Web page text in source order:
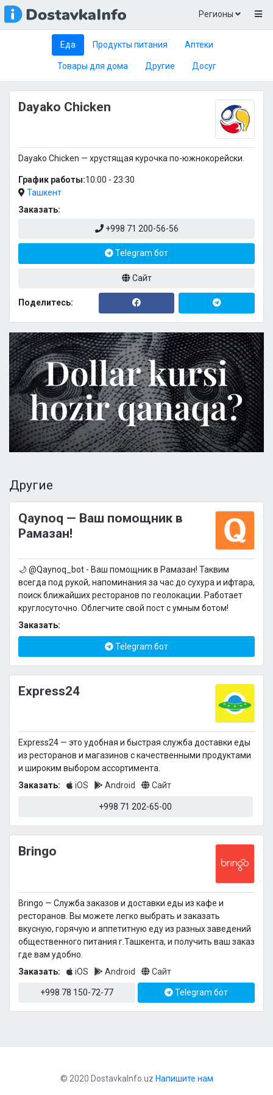
Регионы
Еда Продукты питания Аптеки
Товары для дома Другие Досуг
Dayako Chicken
Dayako Chicken — хрустящая курочка по-южнокорейски.
График работы:10:00 - 23:30
Ташкент
Заказать:
+998 71 200-56-56
Telegram бот
Сайт
Поделитесь:
Другие
Qaynoq — Ваш помощник в
Рамазан!
🌙 @Qaynoq_bot - Ваш помощник в Рамазан! Таквим
всегда под рукой, напоминания за час до сухура и ифтара,
поиск ближайших ресторанов по геолокации. Работает
круглосуточно. Облегчите свой пост с умным ботом!
Заказать:
Telegram бот
Express24
Express24 — это удобная и быстрая служба доставки еды
из ресторанов и магазинов с качественными продуктами
и широким выбором ассортимента.
Заказать:
iOS Android Сайт
+998 71 202-65-00
Bringo
Bringo — Cлужба заказов и доставки еды из кафе и
ресторанов. Вы можете легко выбрать и заказать
вкусную, горячую и аппетитную еду из разных заведений
общественного питания г.Ташкента, и получить ваш заказ
где вам удобно.
Заказать:
iOS Android Сайт
+998 78 150-72-77 Telegram бот
© 2020 DostavkaInfo.uz Напишите нам